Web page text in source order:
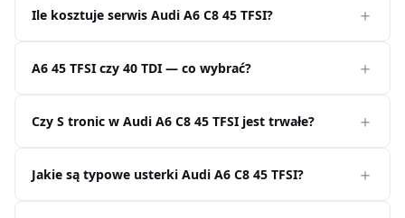
Ile kosztuje serwis Audi A6 C8 45 TFSI?
A6 45 TFSI czy 40 TDI — co wybrać?
Czy S tronic w Audi A6 C8 45 TFSI jest trwałe?
Jakie są typowe usterki Audi A6 C8 45 TFSI?